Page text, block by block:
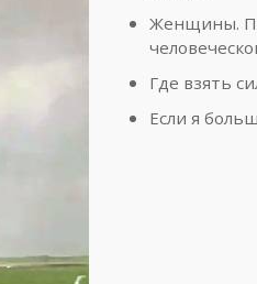
Женщины.
Где взять
Если я